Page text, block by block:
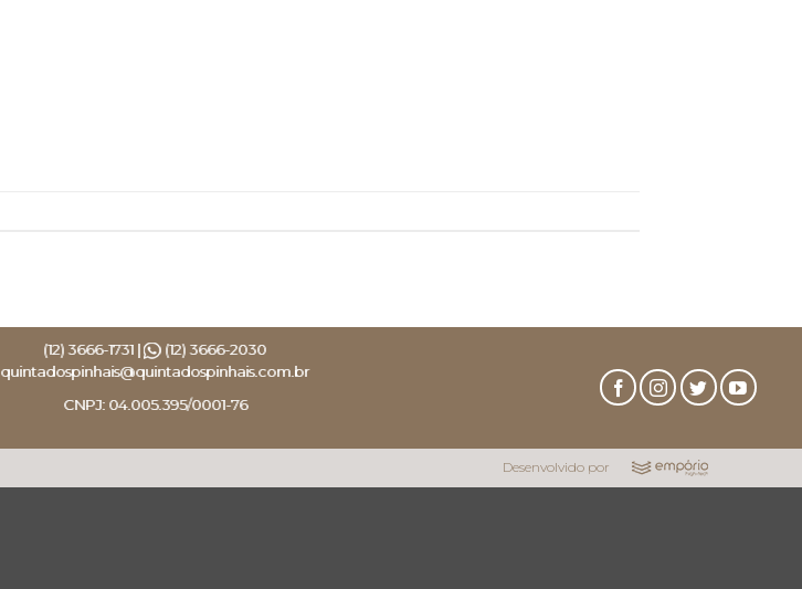
(12) 3666-1731 |
(12) 3666-2030
quintadospinhais@quintadospinhais.com.br
CNPJ: 04.005.395/0001-76
Desenvolvido por